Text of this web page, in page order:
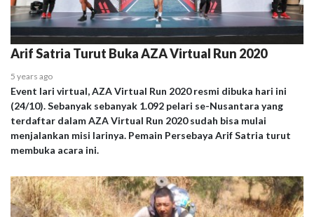
Arif Satria Turut Buka AZA Virtual Run 2020
5 years ago
Event lari virtual, AZA Virtual Run 2020 resmi dibuka hari ini
(24/10). Sebanyak sebanyak 1.092 pelari se-Nusantara yang
terdaftar dalam AZA Virtual Run 2020 sudah bisa mulai
menjalankan misi larinya. Pemain Persebaya Arif Satria turut
membuka acara ini.